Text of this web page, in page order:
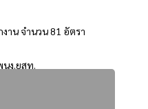
าน จำนวน 81 อัตรา
นง.ยสท.